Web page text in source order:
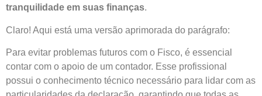
tranquilidade em suas finanças.
Claro! Aqui está uma versão aprimorada do parágrafo:
Para evitar problemas futuros com o Fisco, é essencial
contar com o apoio de um contador. Esse profissional
possui o conhecimento técnico necessário para lidar com as